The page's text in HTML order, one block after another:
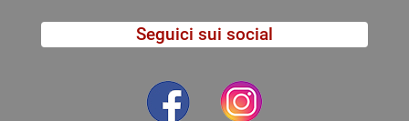
Seguici sui social